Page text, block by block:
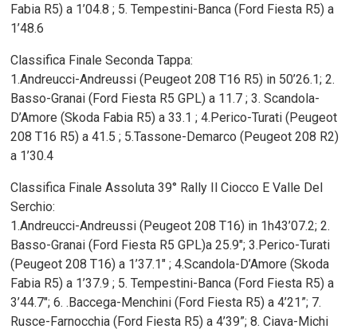
Fabia R5) a 1’04.8 ; 5. Tempestini-Banca (Ford Fiesta R5) a
1’48.6
Classifica Finale Seconda Tappa:
1.Andreucci-Andreussi (Peugeot 208 T16 R5) in 50’26.1; 2.
Basso-Granai (Ford Fiesta R5 GPL) a 11.7 ; 3. Scandola-
D’Amore (Skoda Fabia R5) a 33.1 ; 4.Perico-Turati (Peugeot
208 T16 R5) a 41.5 ; 5.Tassone-Demarco (Peugeot 208 R2)
a 1’30.4
Classifica Finale Assoluta 39° Rally Il Ciocco E Valle Del
Serchio:
1.Andreucci-Andreussi (Peugeot 208 T16) in 1h43’07.2; 2.
Basso-Granai (Ford Fiesta R5 GPL)a 25.9″; 3.Perico-Turati
(Peugeot 208 T16) a 1’37.1″ ; 4.Scandola-D’Amore (Skoda
Fabia R5) a 1’37.9 ; 5. Tempestini-Banca (Ford Fiesta R5) a
3’44.7″; 6. .Baccega-Menchini (Ford Fiesta R5) a 4’21”; 7.
Rusce-Farnocchia (Ford Fiesta R5) a 4’39”; 8. Ciava-Michi